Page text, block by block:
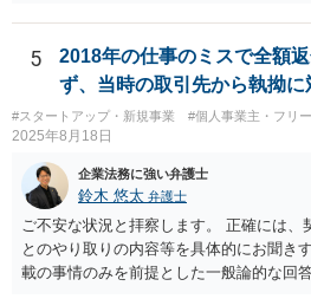
の合意がない限り、追加部分を含めたプ
てベンダーに帰属します。利用者が費用
れだけで著作権が利用者に移転するわけ
者側に認められるのは通常、その追加機
の範囲内で利用する権利（使用許諾）に
体的な範囲は契約内容によって決まりま
みが使用できるのか、ベンダーが他の顧
るのか、といった点は契約によって調整
た、契約で特別の定めを設けることによ
者に帰属させる、あるいはベンダーに帰
使用権を認めるといった整理をすること
用負担のみをもって著作権の帰属が決ま
5
2018年の仕事のミスで全額
ず、当時の取引先から執拗に
#スタートアップ・新規事業 #個人事業主・フリ
2025年8月18日
企業法務に強い弁護士
鈴木 悠太 弁護士
ご不安な状況と拝察します。 正確には、
とのやり取りの内容等を具体的にお聞き
載の事情のみを前提とした一般論的な回